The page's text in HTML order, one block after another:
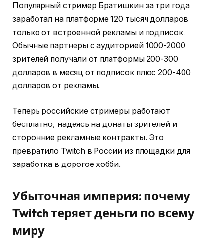
Популярный стример Братишкин за три года
заработал на платформе 120 тысяч долларов
только от встроенной рекламы и подписок.
Обычные партнеры с аудиторией 1000-2000
зрителей получали от платформы 200-300
долларов в месяц от подписок плюс 200-400
долларов от рекламы.
Теперь российские стримеры работают
бесплатно, надеясь на донаты зрителей и
сторонние рекламные контракты. Это
превратило Twitch в России из площадки для
заработка в дорогое хобби.
Убыточная империя: почему
Twitch теряет деньги по всему
миру